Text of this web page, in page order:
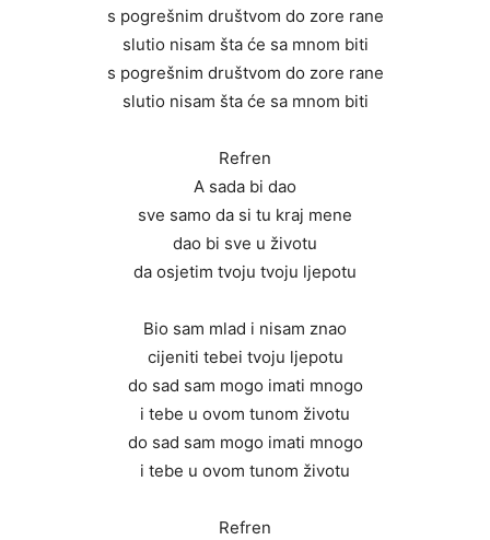
s pogrešnim društvom do zore rane
slutio nisam šta će sa mnom biti
s pogrešnim društvom do zore rane
slutio nisam šta će sa mnom biti
Refren
A sada bi dao
sve samo da si tu kraj mene
dao bi sve u životu
da osjetim tvoju tvoju ljepotu
Bio sam mlad i nisam znao
cijeniti tebei tvoju ljepotu
do sad sam mogo imati mnogo
i tebe u ovom tunom životu
do sad sam mogo imati mnogo
i tebe u ovom tunom životu
Refren